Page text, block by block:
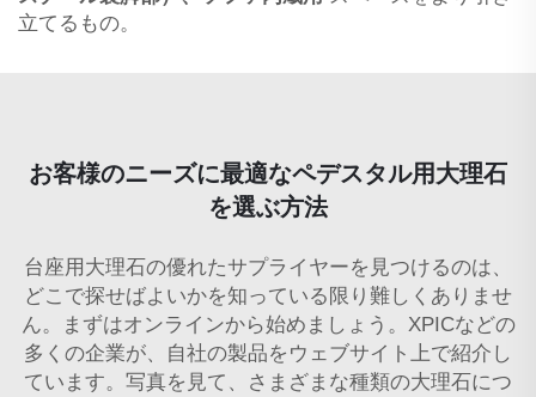
立てるもの。
お客様のニーズに最適なペデスタル用大理石
を選ぶ方法
台座用大理石の優れたサプライヤーを見つけるのは、
どこで探せばよいかを知っている限り難しくありませ
ん。まずはオンラインから始めましょう。XPICなどの
多くの企業が、自社の製品をウェブサイト上で紹介し
ています。写真を見て、さまざまな種類の大理石につ